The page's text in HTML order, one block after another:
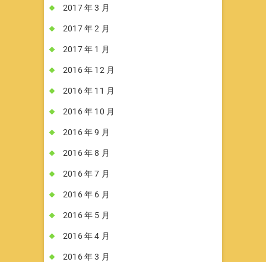
2017 年 3 月
2017 年 2 月
2017 年 1 月
2016 年 12 月
2016 年 11 月
2016 年 10 月
2016 年 9 月
2016 年 8 月
2016 年 7 月
2016 年 6 月
2016 年 5 月
2016 年 4 月
2016 年 3 月